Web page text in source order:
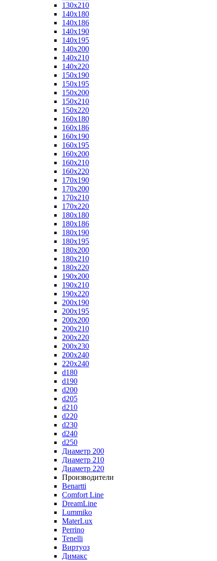
130x210
140x180
140x186
140x190
140x195
140x200
140x210
140x220
150x190
150x195
150x200
150x210
150x220
160x180
160x186
160x190
160x195
160x200
160x210
160x220
170x190
170x200
170x210
170x220
180x180
180x186
180x190
180x195
180x200
180x210
180x220
190x200
190x210
190x220
200x190
200x195
200x200
200x210
200x220
200x230
200x240
220x240
d180
d190
d200
d205
d210
d220
d230
d240
d250
Диаметр 200
Диаметр 210
Диаметр 220
Производители
Benartti
Comfort Line
DreamLine
Lummiko
MaterLux
Perrino
Tenelli
Виртуоз
Димакс